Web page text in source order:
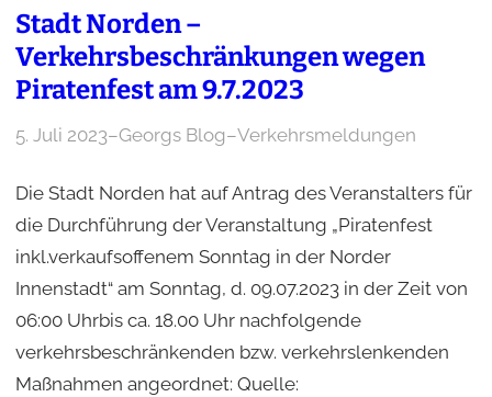
Stadt Norden –
Verkehrsbeschränkungen wegen
Piratenfest am 9.7.2023
5. Juli 2023–Georgs Blog–Verkehrsmeldungen
Die Stadt Norden hat auf Antrag des Veranstalters für
die Durchführung der Veranstaltung „Piratenfest
inkl.verkaufsoffenem Sonntag in der Norder
Innenstadt“ am Sonntag, d. 09.07.2023 in der Zeit von
06:00 Uhrbis ca. 18.00 Uhr nachfolgende
verkehrsbeschränkenden bzw. verkehrslenkenden
Maßnahmen angeordnet: Quelle: